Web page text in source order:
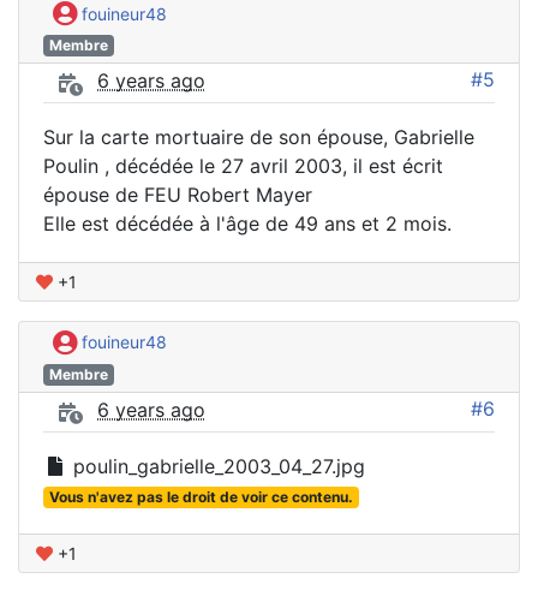
fouineur48
Membre
6 years ago #5
Sur la carte mortuaire de son épouse, Gabrielle
Poulin , décédée le 27 avril 2003, il est écrit
épouse de FEU Robert Mayer
Elle est décédée à l'âge de 49 ans et 2 mois.
+1
fouineur48
Membre
6 years ago #6
poulin_gabrielle_2003_04_27.jpg
Vous n'avez pas le droit de voir ce contenu.
+1